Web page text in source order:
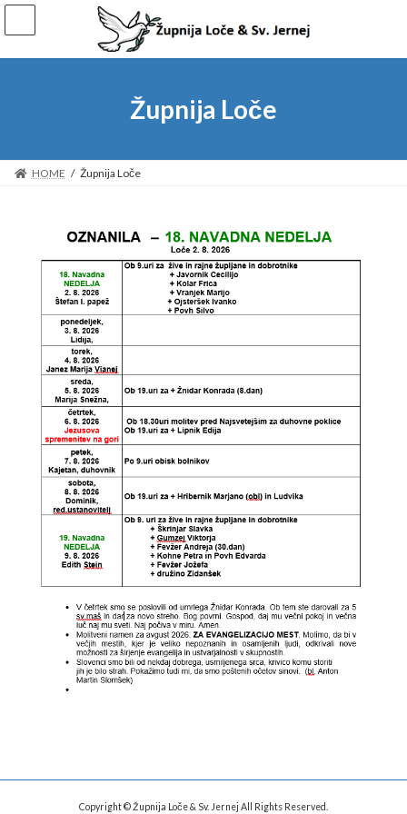
Župnija Loče
HOME Župnija Loče
Copyright © Župnija Loče & Sv. Jernej All Rights Reserved.